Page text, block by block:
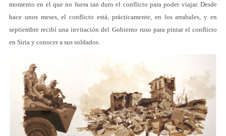
momento en el que no fuera tan duro el conflicto para poder viajar. Desde
hace unos meses, el conflicto está, prácticamente, en los arrabales, y en
septiembre recibí una invitación del Gobierno ruso para pintar el conflicto
en Siria y conocer a sus soldados.